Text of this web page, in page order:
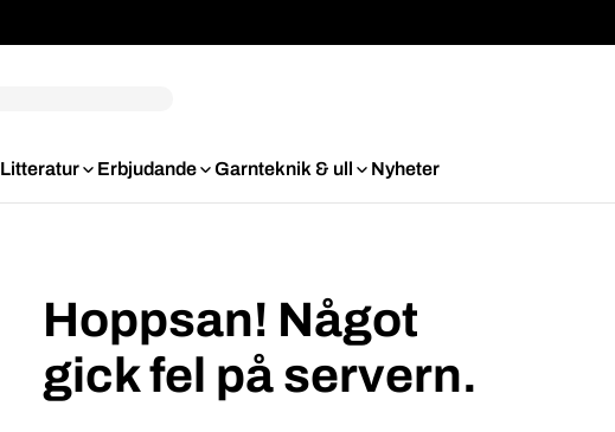
Litteratur Erbjudande Garnteknik & ull Nyheter
Hoppsan! Något
gick fel på servern.